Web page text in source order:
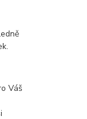
Váš